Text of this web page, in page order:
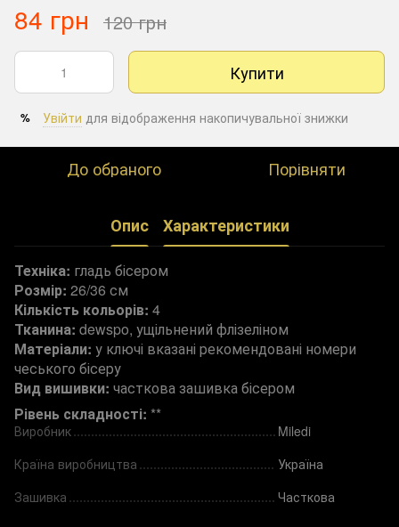
84 грн 120 грн
Купити
% Увійти для відображення накопичувальної знижки
До обраного Порівняти
Опис Характеристики
Техніка: гладь бісером
Розмір: 26/36 см
Кількість кольорів: 4
Тканина: dewspo, ущільнений флізеліном
Матеріали: у ключі вказані рекомендовані номери
чеського бісеру
Вид вишивки: часткова зашивка бісером
Рівень складності: **
Виробник
Miledi
Країна виробництва
Україна
Зашивка
Часткова